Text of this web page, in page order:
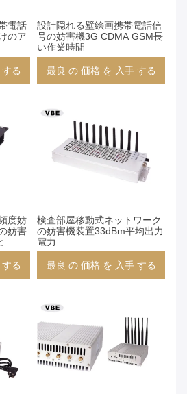
電話
のア
る
設計隠れる壁絵画携帯電話信
号の妨害機3G CDMA GSM長
い作業時間
最良 の 価格 を 入手 する
度妨
妨害
る
検査部屋移動式ネットワーク
の妨害機装置33dBm平均出力
電力
最良 の 価格 を 入手 する